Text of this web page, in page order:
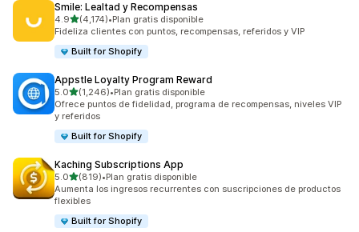
Smile: Lealtad y Recompensas
4.9de 5 estrellas
(4,174)
4174 reseñas en total
•Plan gratis disponible
Fideliza clientes con puntos, recompensas, referidos y VIP
Built for Shopify
Appstle Loyalty Program Reward
5.0de 5 estrellas
(1,246)
1246 reseñas en total
•Plan gratis disponible
Ofrece puntos de fidelidad, programa de recompensas, niveles VIP
y referidos
Built for Shopify
Kaching Subscriptions App
5.0de 5 estrellas
(819)
819 reseñas en total
•Plan gratis disponible
Aumenta los ingresos recurrentes con suscripciones de productos
flexibles
Built for Shopify